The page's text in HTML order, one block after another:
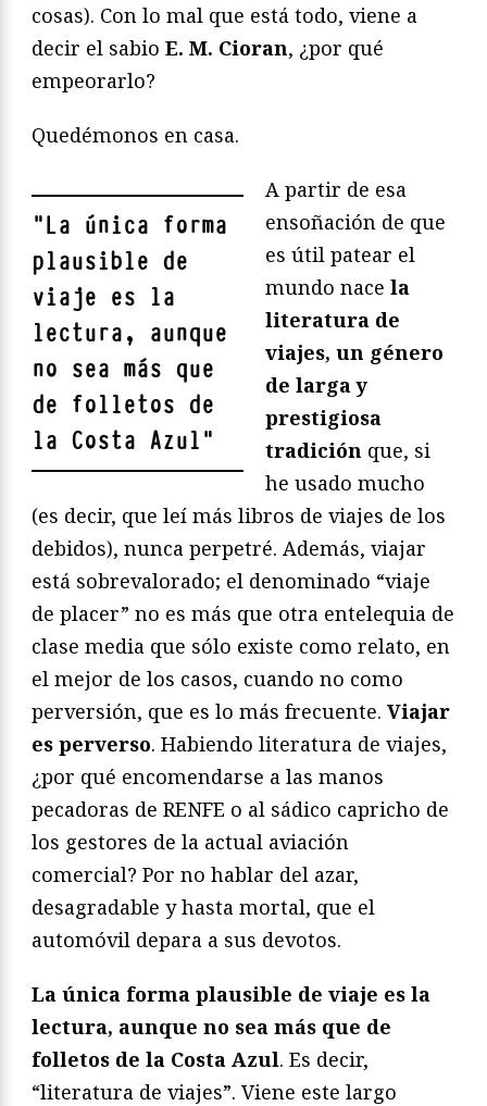
cosas). Con lo mal que está todo, viene a
decir el sabio E. M. Cioran, ¿por qué
empeorarlo?
Quedémonos en casa.
"La única forma
plausible de
viaje es la
lectura, aunque
no sea más que
de folletos de
la Costa Azul"
A partir de esa
ensoñación de que
es útil patear el
mundo nace la
literatura de
viajes, un género
de larga y
prestigiosa
tradición que, si
he usado mucho
(es decir, que leí más libros de viajes de los
debidos), nunca perpetré. Además, viajar
está sobrevalorado; el denominado “viaje
de placer” no es más que otra entelequia de
clase media que sólo existe como relato, en
el mejor de los casos, cuando no como
perversión, que es lo más frecuente. Viajar
es perverso. Habiendo literatura de viajes,
¿por qué encomendarse a las manos
pecadoras de RENFE o al sádico capricho de
los gestores de la actual aviación
comercial? Por no hablar del azar,
desagradable y hasta mortal, que el
automóvil depara a sus devotos.
La única forma plausible de viaje es la
lectura, aunque no sea más que de
folletos de la Costa Azul. Es decir,
“literatura de viajes”. Viene este largo